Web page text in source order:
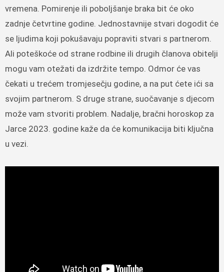
vremena. Pomirenje ili poboljšanje braka bit će oko
zadnje četvrtine godine. Jednostavnije stvari dogodit će
se ljudima koji pokušavaju popraviti stvari s partnerom.
Ali poteškoće od strane rodbine ili drugih članova obitelji
mogu vam otežati da izdržite tempo. Odmor će vas
čekati u trećem tromjesečju godine, a na put ćete ići sa
svojim partnerom. S druge strane, suočavanje s djecom
može vam stvoriti problem. Nadalje, bračni horoskop za
Jarce 2023. godine kaže da će komunikacija biti ključna
u vezi.